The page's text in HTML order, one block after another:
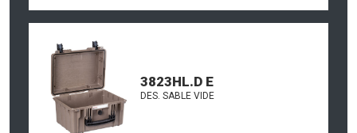
3823HL.D E
DES. SABLE VIDE